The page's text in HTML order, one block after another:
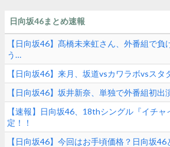
日向坂46まとめ速報
【日向坂46】髙橋未来虹さん、外番組で負
う…
【日向坂46】来月、坂道vsカワラボvsス
【日向坂46】坂井新奈、単独で外番組初
【速報】日向坂46、18thシングル『イチ
定！！
【日向坂46】今回はお手頃価格？日向坂